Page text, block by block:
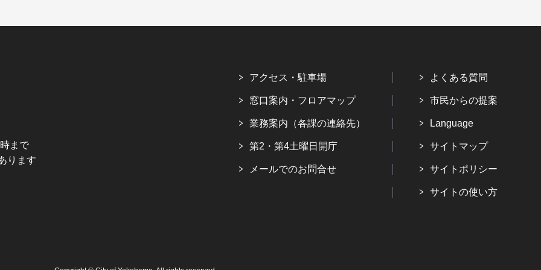
まで
ります
アクセス・駐車場
窓口案内・フロアマップ
業務案内（各課の連絡先）
第2・第4土曜日開庁
メールでのお問合せ
よくある質問
市民からの提案
Language
サイトマップ
サイトポリシー
サイトの使い方